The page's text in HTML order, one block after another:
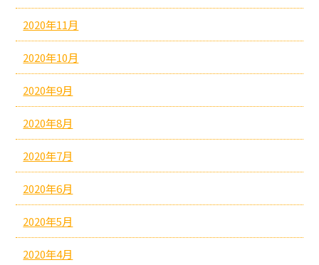
2020年11月
2020年10月
2020年9月
2020年8月
2020年7月
2020年6月
2020年5月
2020年4月